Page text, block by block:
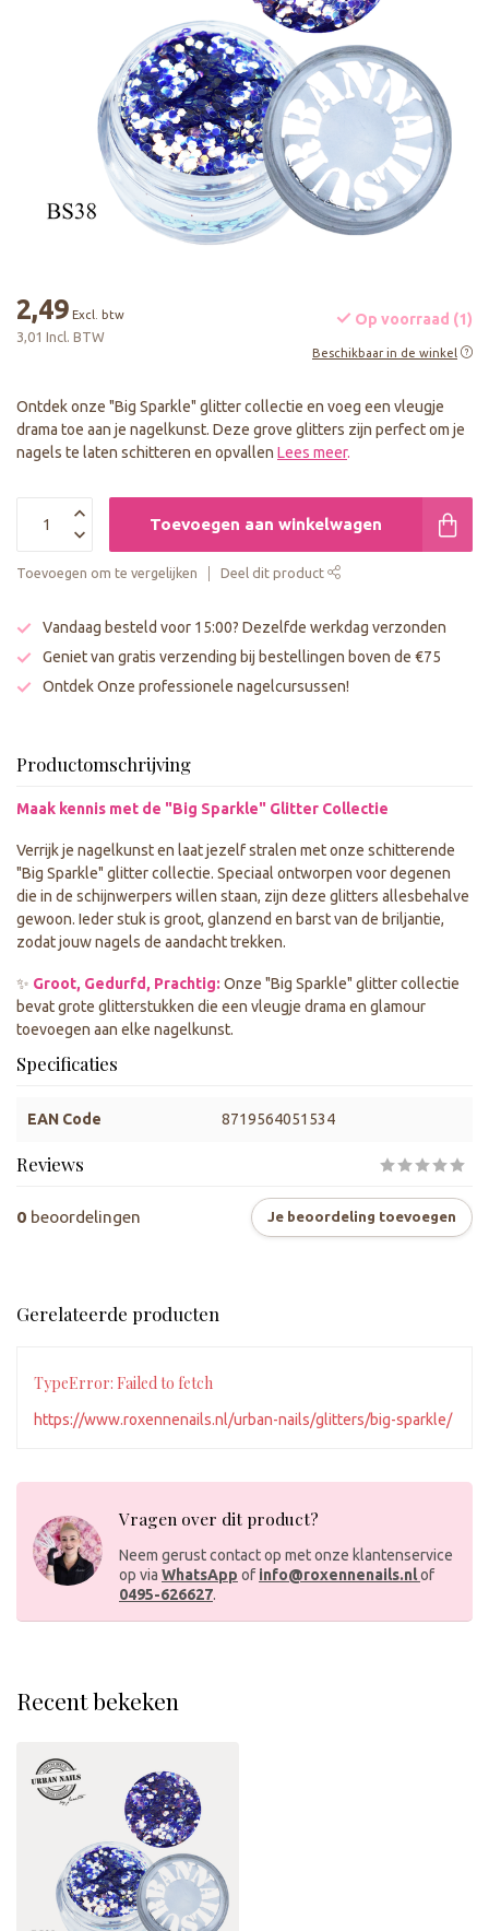
2,49 Excl. btw
3,01 Incl. BTW
Op voorraad (1)
Beschikbaar in de winkel
Ontdek onze "Big Sparkle" glitter collectie en voeg een vleugje
drama toe aan je nagelkunst. Deze grove glitters zijn perfect om je
nagels te laten schitteren en opvallen Lees meer.
Toevoegen aan winkelwagen
Toevoegen om te vergelijken Deel dit product
Vandaag besteld voor 15:00? Dezelfde werkdag verzonden
Geniet van gratis verzending bij bestellingen boven de €75
Ontdek Onze professionele nagelcursussen!
Productomschrijving
Maak kennis met de "Big Sparkle" Glitter Collectie
Verrijk je nagelkunst en laat jezelf stralen met onze schitterende
"Big Sparkle" glitter collectie. Speciaal ontworpen voor degenen
die in de schijnwerpers willen staan, zijn deze glitters allesbehalve
gewoon. Ieder stuk is groot, glanzend en barst van de briljantie,
zodat jouw nagels de aandacht trekken.
✨ Groot, Gedurfd, Prachtig: Onze "Big Sparkle" glitter collectie
bevat grote glitterstukken die een vleugje drama en glamour
toevoegen aan elke nagelkunst.
Specificaties
EAN Code 8719564051534
Reviews
0 beoordelingen Je beoordeling toevoegen
Gerelateerde producten
TypeError: Failed to fetch
https://www.roxennenails.nl/urban-nails/glitters/big-sparkle/
Vragen over dit product?
Neem gerust contact op met onze klantenservice
op via WhatsApp of info@roxennenails.nlof
0495-626627.
Recent bekeken